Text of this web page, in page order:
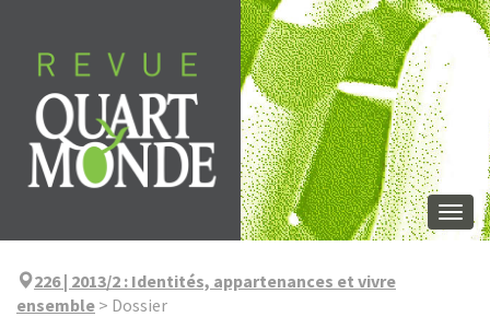
contenu
226 | 2013/2 : Identités, appartenances et vivre
ensemble > Dossier